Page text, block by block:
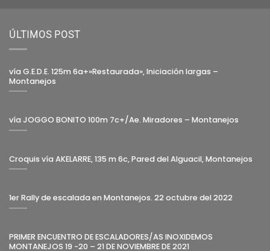
ÚLTIMOS POST
vía G.E.D.E. 125m 6a+»Restaurada», Iniciación largas –
Montanejos
vía JOGGO BONITO 100m 7c+/Ae. Miradores – Montanejos
Croquis vía AKELARRE, 135 m 6c, Pared del Alguacil, Montanejos
1er Rally de escalada en Montanejos. 22 octubre del 2022
PRIMER ENCUENTRO DE ESCALADORES/AS INOXIDEMOS
MONTANEJOS 19 -20 – 21 DE NOVIEMBRE DE 2021